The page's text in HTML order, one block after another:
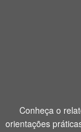
Conheça o
orientações